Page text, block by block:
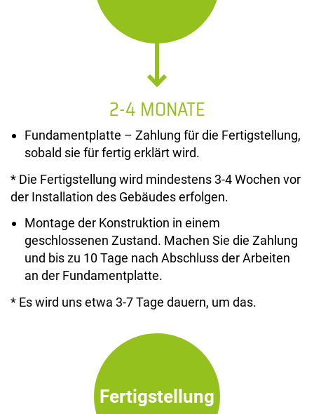
2-4 MONATE
Fundamentplatte – Zahlung für die Fertigstellung,
sobald sie für fertig erklärt wird.
* Die Fertigstellung wird mindestens 3-4 Wochen vor
der Installation des Gebäudes erfolgen.
Montage der Konstruktion in einem
geschlossenen Zustand. Machen Sie die Zahlung
und bis zu 10 Tage nach Abschluss der Arbeiten
an der Fundamentplatte.
* Es wird uns etwa 3-7 Tage dauern, um das.
Fertigstellung